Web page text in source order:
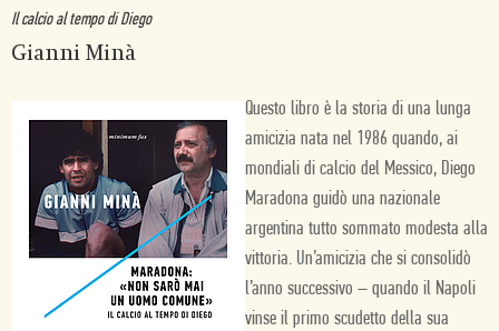
Il calcio al tempo di Diego
Gianni Minà
Questo libro è la storia di una lunga
amicizia nata nel 1986 quando, ai
mondiali di calcio del Messico, Diego
Maradona guidò una nazionale
argentina tutto sommato modesta alla
vittoria. Un’amicizia che si consolidò
l’anno successivo – quando il Napoli
vinse il primo scudetto della sua